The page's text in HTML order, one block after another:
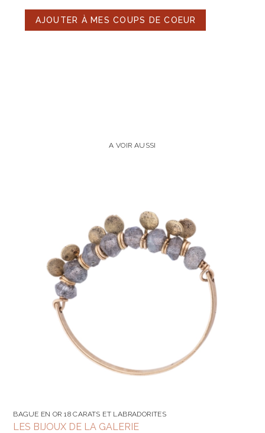
AJOUTER À MES COUPS DE COEUR
A VOIR AUSSI
BAGUE EN OR 18 CARATS ET LABRADORITES
LES BIJOUX DE LA GALERIE